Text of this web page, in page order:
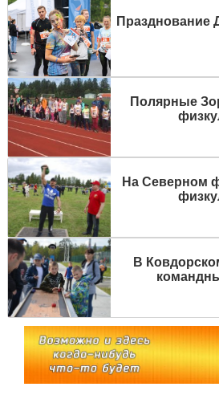
Празднование
Полярные
На Северном
В